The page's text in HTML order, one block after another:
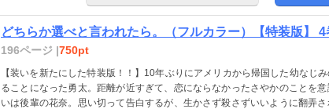
どちらか選べと言われたら。（フルカラー）【特装版】 4
196ページ |750pt
【装いを新たにした特装版！！】10年ぶりにアメリカから帰国した幼なじ
ることになった勇太。距離が近すぎて、恋にならなかったさやかのことを
いは後輩の花奈。思い切って告白するが、生かさず殺さずいいように翻弄